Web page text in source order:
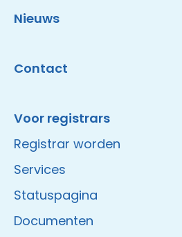
Nieuws
Contact
Voor registrars
Registrar worden
Services
Statuspagina
Documenten